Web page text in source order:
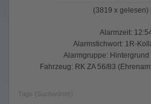
(3819 x gelesen)
Alarmzeit:
Alarmstichwort: 1R-
Alarmgruppe:
Fahrzeug: RK ZA 56/83
Tags (Suchwörter):